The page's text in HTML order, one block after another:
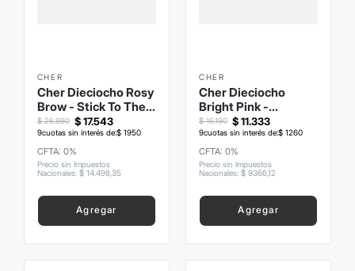
CHER
Cher Dieciocho Rosy
Brow - Stick To The
Gloss $ 17.543
$ 26.990
9cuotas sin interés de:$ 1950
CFTA: 0%
Precio sin Impuestos
Nacionales: $ 14.498,35
Agregar
CHER
Cher Dieciocho
Bright Pink -
Multistick Blush
$11.333
$ 16.190
9cuotas sin interés de:$ 1260
CFTA: 0%
Precio sin Impuestos
Nacionales: $ 936612
Agregar